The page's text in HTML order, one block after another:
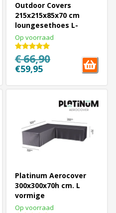
Outdoor Covers
215x215x85x70 cm
loungesethoes L-
vormige
Op voorraad
€ 66,90
€59,95
Platinum Aerocover
300x300x70h cm. L
vormige
loungesethoes
Op voorraad